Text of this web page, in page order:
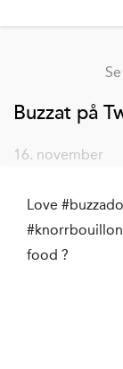
Buzzat på
16. november
Love
food ?